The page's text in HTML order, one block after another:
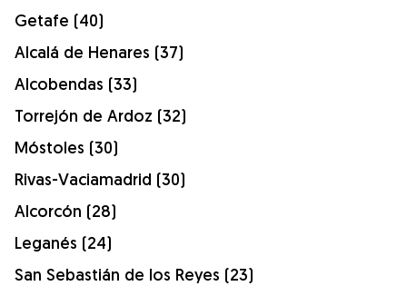
Getafe (40)
Alcalá de Henares (37)
Alcobendas (33)
Torrejón de Ardoz (32)
Móstoles (30)
Rivas-Vaciamadrid (30)
Alcorcón (28)
Leganés (24)
San Sebastián de los Reyes (23)